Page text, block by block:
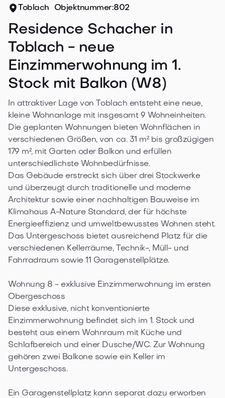
Toblach Objektnummer:802
Residence Schacher in
Toblach - neue
Einzimmerwohnung im 1.
Stock mit Balkon (W8)
In attraktiver Lage von Toblach entsteht eine neue,
kleine Wohnanlage mit insgesamt 9 Wohneinheiten.
Die geplanten Wohnungen bieten Wohnflächen in
verschiedenen Größen, von ca. 31 m² bis großzügigen
179 m², mit Garten oder Balkon und erfüllen
unterschiedlichste Wohnbedürfnisse.
Das Gebäude erstreckt sich über drei Stockwerke
und überzeugt durch traditionelle und moderne
Architektur sowie einer nachhaltigen Bauweise im
Klimahaus A-Nature Standard, der für höchste
Energieeffizienz und umweltbewusstes Wohnen steht.
Das Untergeschoss bietet ausreichend Platz für die
verschiedenen Kellerräume, Technik-, Müll- und
Fahrradraum sowie 11 Garagenstellplätze.
Wohnung 8 - exklusive Einzimmerwohnung im ersten
Obergeschoss
Diese exklusive, nicht konventionierte
Einzimmerwohnung befindet sich im 1. Stock und
besteht aus einem Wohnraum mit Küche und
Schlafbereich und einer Dusche/WC. Zur Wohnung
gehören zwei Balkone sowie ein Keller im
Untergeschoss.
Ein Garagenstellplatz kann separat dazu erworben